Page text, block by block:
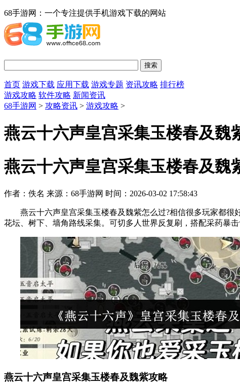
68手游网：一个专注提供手机游戏下载的网站
首页 游戏下载 应用下载 游戏专题 资讯攻略 排行榜
游戏攻略 软件攻略 新闻资讯
68手游网 > 攻略资讯 > 游戏攻略 >
燕云十六声皇宫采集玉楼春及魏
燕云十六声皇宫采集玉楼春及魏
作者：佚名 来源：68手游网 时间：2026-03-02 17:58:43
燕云十六声皇宫采集玉楼春及魏紫怎么过?相信很多玩家都很
花坛、树下、墙角路线采集。可切多人世界反复刷，搭配采药暴
燕云十六声皇宫采集玉楼春及魏紫攻略